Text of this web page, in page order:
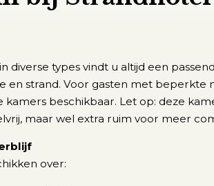
diverse types vindt u altijd een
en strand. Voor gasten met beperkte
kamers beschikbaar. Let op: deze
maar wel extra ruim voor meer
over: